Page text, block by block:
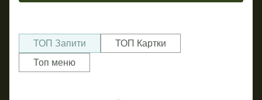
ТОП Запити
ТОП Картки
Топ меню